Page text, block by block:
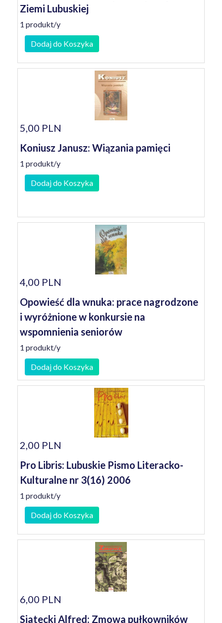
Ziemi Lubuskiej
1 produkt/y
Dodaj do Koszyka
5,00 PLN
Koniusz Janusz: Wiązania pamięci
1 produkt/y
Dodaj do Koszyka
4,00 PLN
Opowieść dla wnuka: prace nagrodzone
i wyróżnione w konkursie na
wspomnienia seniorów
1 produkt/y
Dodaj do Koszyka
2,00 PLN
Pro Libris: Lubuskie Pismo Literacko-
Kulturalne nr 3(16) 2006
1 produkt/y
Dodaj do Koszyka
6,00 PLN
Siatecki Alfred: Zmowa pułkowników